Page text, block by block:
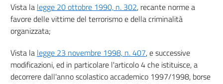
Vista la legge 20 ottobre 1990, n. 302, recante norme a
favore delle vittime del terrorismo e della criminalità
organizzata;
Vista la legge 23 novembre 1998, n. 407, e successive
modificazioni, ed in particolare l'articolo 4 che istituisce, a
decorrere dall'anno scolastico accademico 1997/1998, borse